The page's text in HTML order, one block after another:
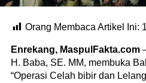
Orang Membaca Artikel Ini:
Enrekang, MaspulFakta.com
H. Baba, SE. MM, membuka
“Operasi Celah bibir dan